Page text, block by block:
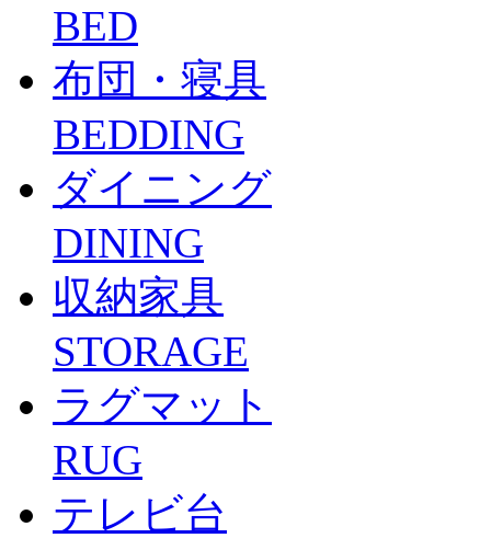
BED
布団・寝具
BEDDING
ダイニング
DINING
収納家具
STORAGE
ラグマット
RUG
テレビ台